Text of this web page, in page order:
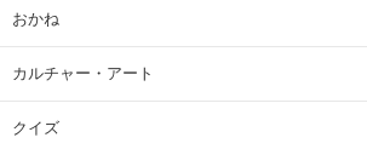
おかね
カルチャー・アート
クイズ